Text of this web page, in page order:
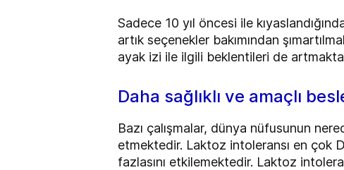
Sadece 10 yıl öncesi ile
artık seçenekler bakımından
ayak izi ile ilgili beklentileri de
Daha sağlıklı ve amaçlı
Bazı çalışmalar, dünya nüfusunun
etmektedir. Laktoz intoleransı en çok
fazlasını etkilemektedir. Laktoz